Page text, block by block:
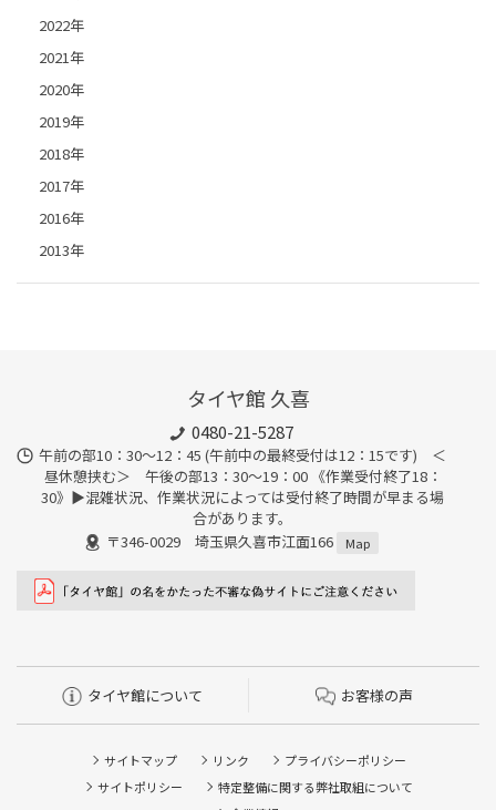
2022年
2021年
2020年
2019年
2018年
2017年
2016年
2013年
タイヤ館 久喜
0480-21-5287
午前の部10：30～12：45 (午前中の最終受付は12：15です) ＜
昼休憩挟む＞ 午後の部13：30～19：00 《作業受付終了18：
30》▶︎混雑状況、作業状況によっては受付終了時間が早まる場
合があります。
〒346-0029 埼玉県久喜市江面166
Map
タイヤ館について お客様の声
サイトマップ リンク
プライバシーポリシー
サイトポリシー
特定整備に関する弊社取組について